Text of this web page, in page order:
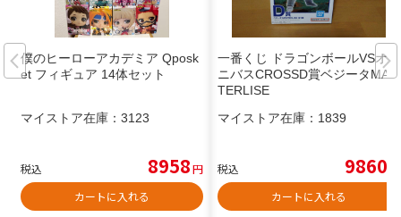
僕のヒーローアカデミア Qposk
et フィギュア 14体セット
マイストア在庫： 3123
税込 8958円
カートに入れる
一番くじ ドラゴンボールVSオム
ニバスCROSSD賞ベジータMAS
TERLISE
マイストア在庫： 1839
税込 9860
カートに入れる